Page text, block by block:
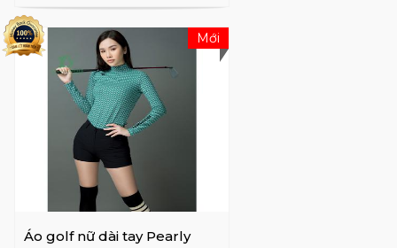
Áo golf nữ dài tay Pearly
Mới